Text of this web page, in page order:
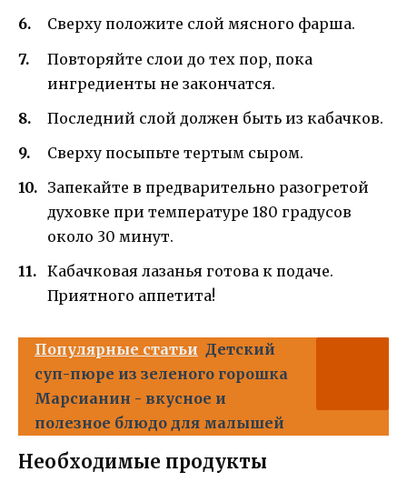
Сверху положите слой мясного фарша.
Повторяйте слои до тех пор, пока
ингредиенты не закончатся.
Последний слой должен быть из кабачков.
Сверху посыпьте тертым сыром.
Запекайте в предварительно разогретой
духовке при температуре 180 градусов
около 30 минут.
Кабачковая лазанья готова к подаче.
Приятного аппетита!
Популярные статьи Детский
суп-пюре из зеленого горошка
Марсианин - вкусное и
полезное блюдо для малышей
Необходимые продукты